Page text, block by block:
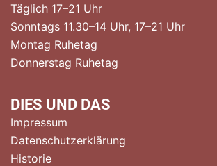
Täglich 17–21 Uhr
Sonntags 11.30–14 Uhr, 17–21 Uhr
Montag Ruhetag
Donnerstag Ruhetag
DIES UND DAS
Impressum
Datenschutzerklärung
Historie